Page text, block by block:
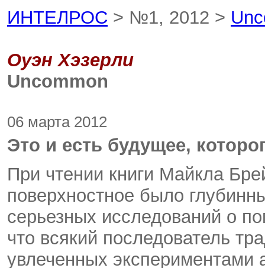
ИНТЕЛРОС > №1, 2012 >
Оуэн Хэзерли
Uncommon
06 марта 2012
Это и есть будущее,
При чтении книги Майкла
поверхностное было
серьезных исследований о
что всякий последователь
увлеченных экспериментами